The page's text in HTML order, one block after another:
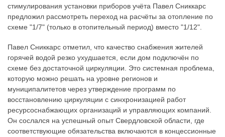
стимулирования установки приборов учёта Павел Сниккарс
предложил рассмотреть переход на расчёты за отопление по
схеме "1/7" (только в отопительный период) вместо "1/12".
Павел Сниккарс отметил, что качество снабжения жителей
горячей водой резко ухудшается, если дом подключён по
схеме без достаточной циркуляции. Это системная проблема,
которую можно решать на уровне регионов и
муниципалитетов через утверждение программ по
восстановлению циркуляции с синхронизацией работ
ресурсоснабжающих организаций и управляющих компаний.
Он сослался на успешный опыт Свердловской области, где
соответствующие обязательства включаются в концессионные